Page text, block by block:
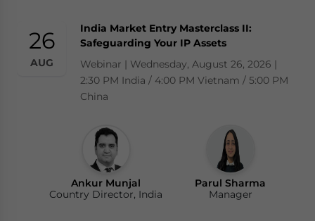
26
AUG
India Market Entry Masterclass II:
Safeguarding Your IP Assets
Webinar | Wednesday, August 26, 2026 |
2:30 PM India / 4:00 PM Vietnam / 5:00 PM
China
Ankur Munjal
Country Director, India
Parul Sharma
Manager